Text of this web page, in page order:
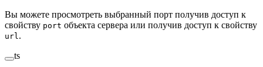
Вы можете просмотреть выбранный порт получив доступ к
свойству port объекта сервера или получив доступ к свойству
url .
ts